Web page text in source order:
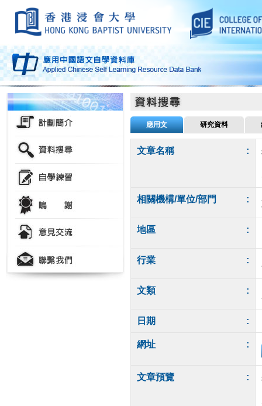
應用文 研究資料
文章名稱 :
相關機構/單位/部門 :
地區 :
行業 :
文類 :
日期 :
網址 :
文章預覽 :